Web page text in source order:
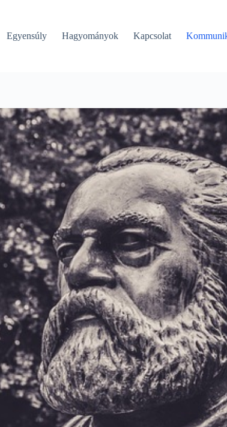
Egyensúly Hagyományok Kapcsolat